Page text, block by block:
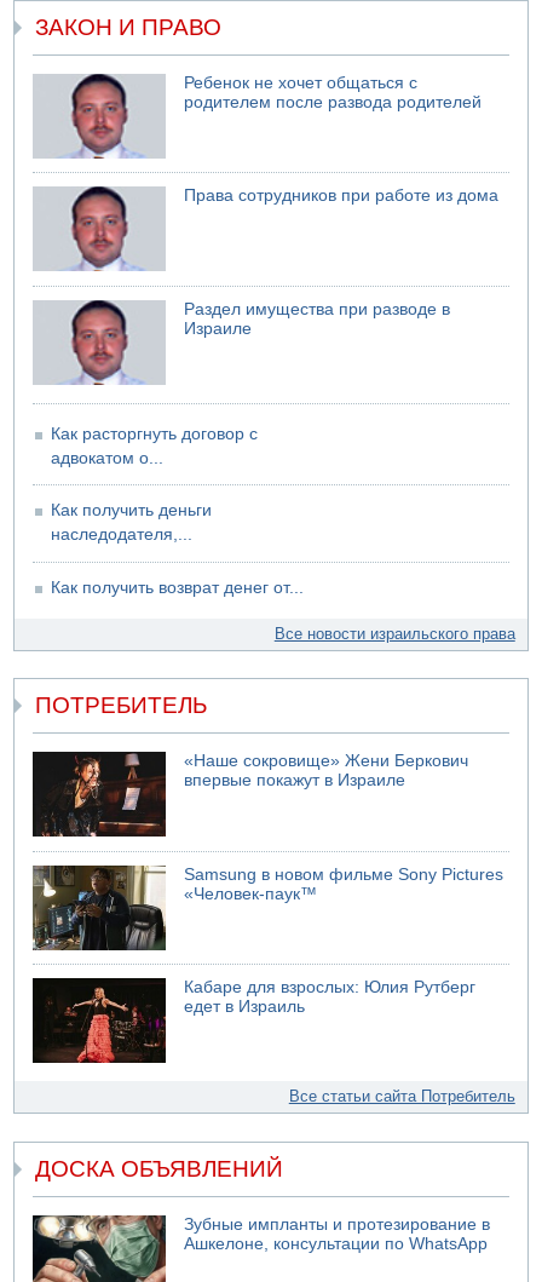
Саудовская Аравия сообщает о нападении хуситов
И еще иранские агенты
06.08.2026 13:13
Арестованы двое подозреваемых в стрельбе по
электрической компании
06.08.2026 13:07
Возле Кирьят-Арбы пожар на местности
06.08.2026 12:06
США не будут давить на Израиль в вопросе Ливана
06.08.2026 11:41
Трое подростков ограбили сексшоп в Холоне
ЗАКОН И ПРАВО
Ребенок не хочет общаться с
родителем после развода родителей
Права сотрудников при работе из дома
Раздел имущества при разводе в
Израиле
Как расторгнуть договор с
адвокатом о...
Как получить деньги
наследодателя,...
Как получить возврат денег от...
Все новости израильского права
ПОТРЕБИТЕЛЬ
«Наше сокровище» Жени Беркович
впервые покажут в Израиле
Samsung в новом фильме Sony Pictures
«Человек-паук™
Кабаре для взрослых: Юлия Рутберг
едет в Израиль
Все статьи сайта Потребитель
ДОСКА ОБЪЯВЛЕНИЙ
Зубные импланты и протезирование в
Ашкелоне, консультации по WhatsApp